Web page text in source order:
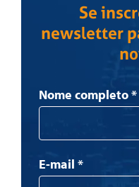
Se
newsletter
Newsletter
Nome completo*
E-mail *